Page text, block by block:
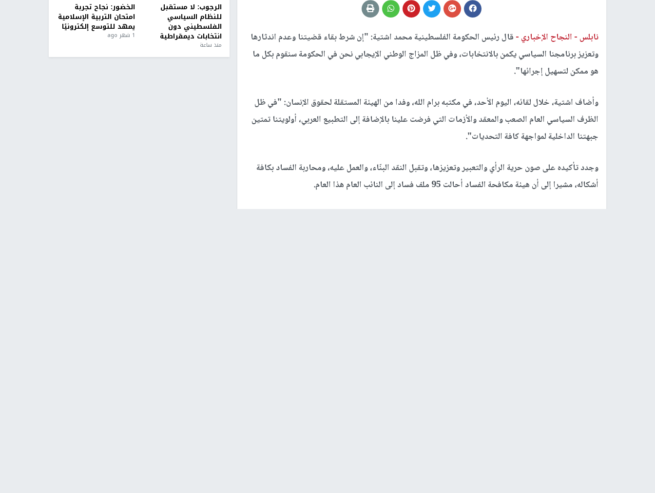
نابلس - النجاح الإخباري - قال رئيس الحكومة الفلسطينية محمد اشتية: "إن شرط بقاء قضيتنا وعدم اندثارها
وتعزيز برنامجنا السياسي يكمن بالانتخابات، وفي ظل المزاج الوطني الإيجابي نحن في الحكومة سنقوم بكل ما
هو ممكن لتسهيل إجرائها".
وأضاف اشتية، خلال لقائه، اليوم الأحد، في مكتبه برام الله، وفدا من الهيئة المستقلة لحقوق الإنسان: "في ظل
الظرف السياسي العام الصعب والمعقد والأزمات التي فرضت علينا بالإضافة إلى التطبيع العربي، أولويتنا تمتين
جبهتنا الداخلية لمواجهة كافة التحديات".
وجدد تأكيده على صون حرية الرأي والتعبير وتعزيزها، وتقبل النقد البنّاء، والعمل عليه، ومحاربة الفساد بكافة
أشكاله، مشيرا إلى أن هيئة مكافحة الفساد أحالت 95 ملف فساد إلى النائب العام هذا العام.
الرجوب: لا مستقبل
للنظام السياسي
الفلسطيني دون
انتخابات ديمقراطية
منذ ساعة
الخضور: نجاح تجربة
امتحان التربية الإسلامية
يمهد للتوسع إلكترونيًا
1 شهر ago